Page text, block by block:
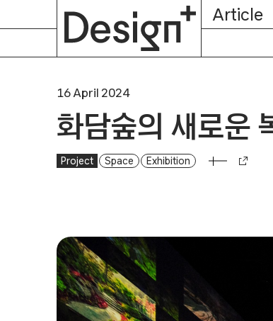
Article
16 April 2024
화담숲의 새로운
Project Space Exhibition
About
Subscription
Magazine